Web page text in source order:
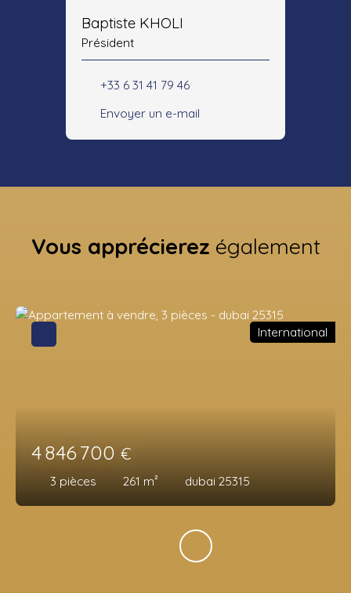
Baptiste KHOLI
Président
+33 6 31 41 79 46
Envoyer un e-mail
Vous apprécierez également
4 846 700 €
3 pièces 261 m² dubai 25315
International